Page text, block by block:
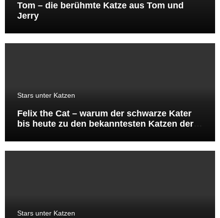
Tom – die berühmte Katze aus Tom und
Jerry
Stars unter Katzen
Felix the Cat – warum der schwarze Kater
bis heute zu den bekanntesten Katzen der
Stars unter Katzen